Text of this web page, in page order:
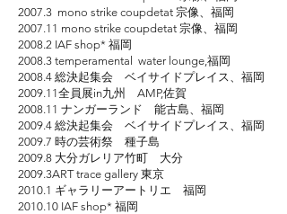
2007.3 mono strike coupdetat 宗像、福岡
2007.11 mono strike coupdetat 宗像、福岡
2008.2 IAF shop* 福岡
2008.3 temperamental water lounge,福岡
2008.4 総決起集会 ベイサイドプレイス、福岡
2009.11全員展in九州 AMP,佐賀
2008.11 ナンガーランド 能古島、福岡
2009.4 総決起集会 ベイサイドプレイス、福岡
2009.7 時の芸術祭 種子島
2009.8 大分ガレリア竹町 大分
2009.3ART trace gallery 東京
2010.1 ギャラリーアートリエ 福岡
2010.10 IAF shop* 福岡